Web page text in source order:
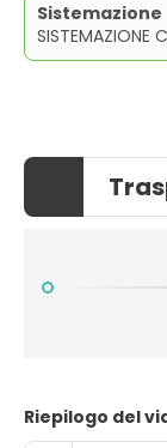
Sistemazione
SISTEMAZIONE
Riepilogo del